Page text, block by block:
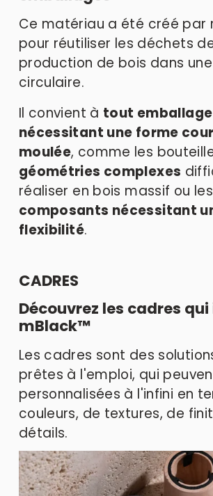
Ce matériau a été créé par
pour réutiliser les déchets
production de bois dans
circulaire.
Il convient à tout emballage
nécessitant une forme
moulée
géométries complexes
composants nécessitant
flexibilité.
CADRES
Découvrez les cadres
mBlack™
Les cadres sont des
prêtes à l'emploi, qui
personnalisées à l'infini en
couleurs, de textures, de
détails.